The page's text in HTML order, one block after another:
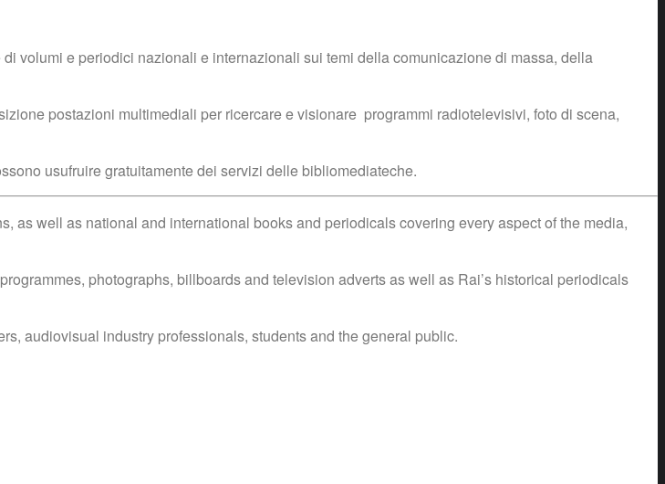
volumi e periodici nazionali e internazionali sui temi della comunicazione di massa, della
postazioni multimediali per ricercare e visionare programmi radiotelevisivi, foto di scena,
usufruire gratuitamente dei servizi delle bibliomediateche.
as well as national and international books and periodicals covering every aspect of the media,
photographs, billboards and television adverts as well as Rai’s historical periodicals
audiovisual industry professionals, students and the general public.